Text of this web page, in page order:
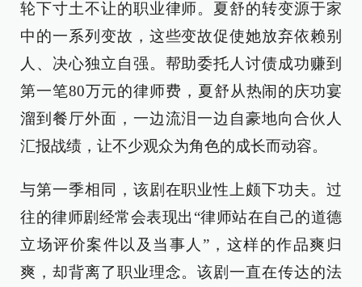
轮下寸土不让的职业律师。夏舒的转变源于家
中的一系列变故，这些变故促使她放弃依赖别
人、决心独立自强。帮助委托人讨债成功赚到
第一笔80万元的律师费，夏舒从热闹的庆功宴
溜到餐厅外面，一边流泪一边自豪地向合伙人
汇报战绩，让不少观众为角色的成长而动容。
与第一季相同，该剧在职业性上颇下功夫。过
往的律师剧经常会表现出“律师站在自己的道德
立场评价案件以及当事人”，这样的作品爽归
爽，却背离了职业理念。该剧一直在传达的法